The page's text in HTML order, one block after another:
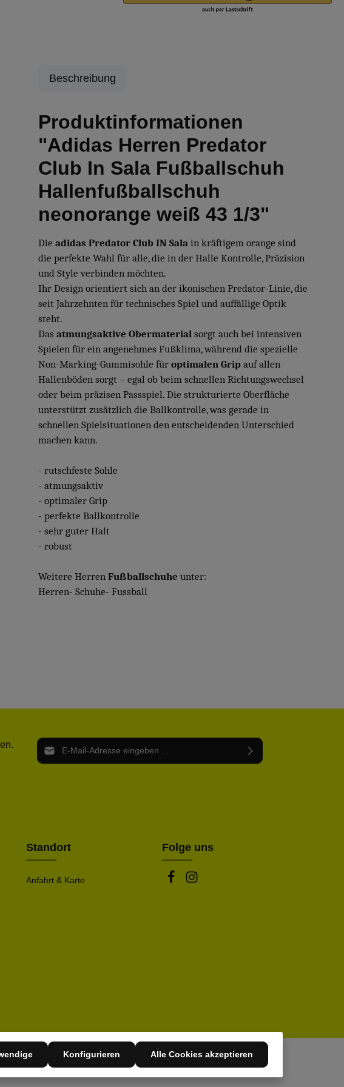
Beschreibung
Produktinformationen
"Adidas Herren Predator
Club In Sala Fußballschuh
Hallenfußballschuh
neonorange weiß 43 1/3"
Die adidas Predator Club IN Sala in kräftigem orange sind
die perfekte Wahl für alle, die in der Halle Kontrolle, Präzision
und Style verbinden möchten.
Ihr Design orientiert sich an der ikonischen Predator-Linie, die
seit Jahrzehnten für technisches Spiel und auffällige Optik
steht.
Das atmungsaktive Obermaterial sorgt auch bei intensiven
Spielen für ein angenehmes Fußklima, während die spezielle
Non-Marking-Gummisohle für optimalen Grip auf allen
Hallenböden sorgt – egal ob beim schnellen Richtungswechsel
oder beim präzisen Passspiel. Die strukturierte Oberfläche
unterstützt zusätzlich die Ballkontrolle, was gerade in
schnellen Spielsituationen den entscheidenden Unterschied
machen kann.
- rutschfeste Sohle
- atmungsaktiv
- optimaler Grip
- perfekte Ballkontrolle
- sehr guter Halt
- robust
Weitere Herren Fußballschuhe unter:
Herren- Schuhe- Fussball
E-Mail-Adresse*
Standort
Anfahrt & Karte
Folge uns
Konfigurieren Alle Cookies akzeptieren